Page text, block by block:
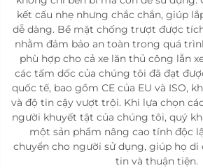
kết cấu nhẹ nhưng chắc chắn, giúp
dễ dàng. Bề mặt chống trượt được
nhằm đảm bảo an toàn trong quá
phù hợp cho cả xe lăn thủ công lẫn
các tấm dốc của chúng tôi đã đạt
quốc tế, bao gồm CE của EU và ISO,
và độ tin cậy vượt trội. Khi lựa chọn
người khuyết tật của chúng tôi, quý
một sản phẩm nâng cao tính độc
chuyển cho người sử dụng, giúp họ
tin và thuận tiện.